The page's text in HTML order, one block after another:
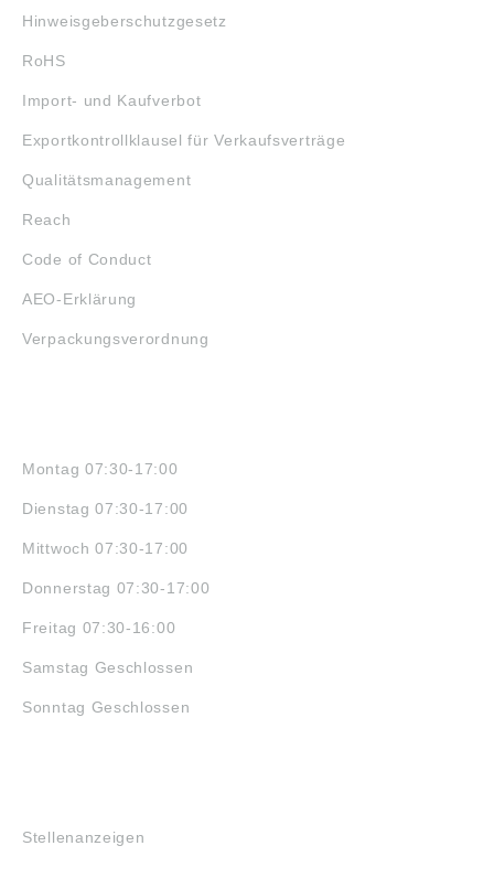
Hinweisgeberschutzgesetz
RoHS
Import- und Kaufverbot
Exportkontrollklausel für Verkaufsverträge
Qualitätsmanagement
Reach
Code of Conduct
AEO-Erklärung
Verpackungsverordnung
Montag 07:30-17:00
Dienstag 07:30-17:00
Mittwoch 07:30-17:00
Donnerstag 07:30-17:00
Freitag 07:30-16:00
Samstag Geschlossen
Sonntag Geschlossen
Stellenanzeigen